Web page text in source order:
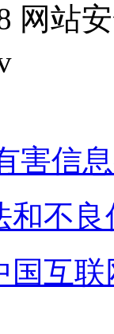
网站
害信
和不
国互